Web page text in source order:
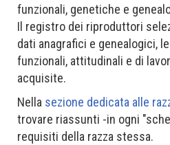
funzionali, genetiche e
Il registro dei riproduttori
dati anagrafici e genealogici,
funzionali, attitudinali e di
acquisite.
Nella sezione dedicata alle
trovare riassunti -in ogni
requisiti della razza stessa.